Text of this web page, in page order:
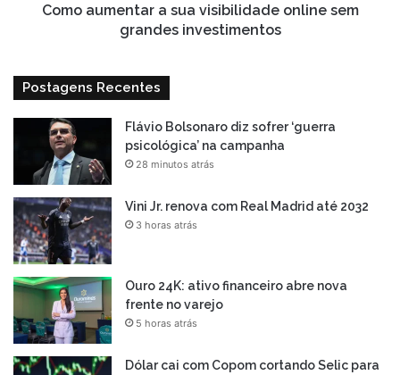
Como aumentar a sua visibilidade online sem
grandes investimentos
Postagens Recentes
Flávio Bolsonaro diz sofrer ‘guerra
psicológica’ na campanha
28 minutos atrás
Vini Jr. renova com Real Madrid até 2032
3 horas atrás
Ouro 24K: ativo financeiro abre nova
frente no varejo
5 horas atrás
Dólar cai com Copom cortando Selic para